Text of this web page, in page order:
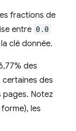
fractions de
entre 0.0
clé donnée.
des
des
Notez
les